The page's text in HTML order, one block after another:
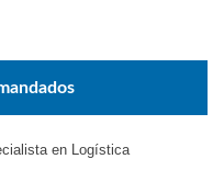
en Logística